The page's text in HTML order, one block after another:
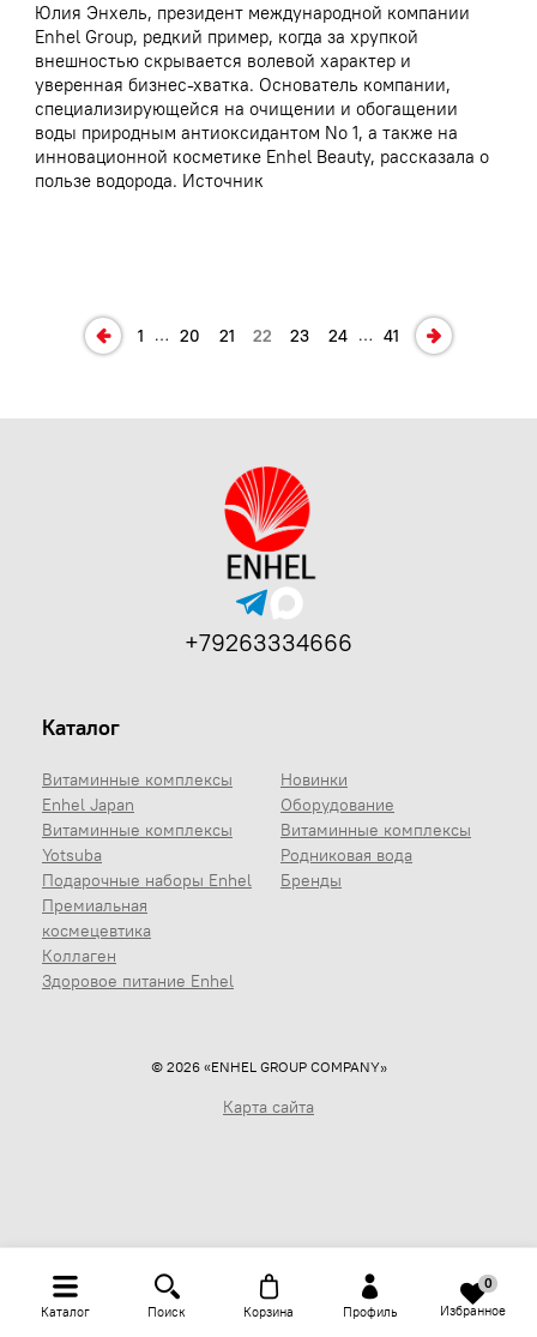
Юлия Энхель, президент международной компании
Enhel Group, редкий пример, когда за хрупкой
внешностью скрывается волевой характер и
уверенная бизнес-хватка. Основатель компании,
специализирующейся на очищении и обогащении
воды природным антиоксидантом No 1, а также на
инновационной косметике Enhel Beauty, рассказала о
пользе водорода. Источник
1 … 20 21 22 23 24 … 41
Каталог
Витаминные комплексы
Enhel Japan
Витаминные комплексы
Yotsuba
Подарочные наборы Enhel
Премиальная
космецевтика
Коллаген
Здоровое питание Enhel
Новинки
Оборудование
Витаминные комплексы
Родниковая вода
Бренды
+79263334666
© 2026 «ENHEL GROUP COMPANY»
Карта сайта
Каталог Поиск Корзина Профиль
0
Избранное